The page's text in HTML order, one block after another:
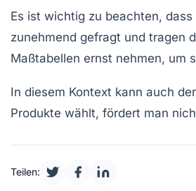
Es ist wichtig zu beachten,
zunehmend gefragt und tragen
Maßtabellen ernst nehmen, um
In diesem Kontext kann auch
Produkte wählt, fördert man
Teilen: